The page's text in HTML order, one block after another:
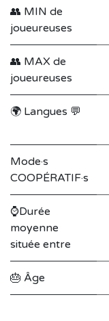
👥 MIN de
joueureuses
👥 MAX de
joueureuses
🌍 Langues 💬
Mode·s
COOPÉRATIF·s
⌚Durée
moyenne
située entre
🎂 Âge